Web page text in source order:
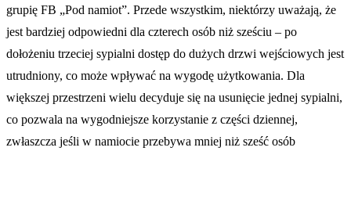
grupię FB „Pod namiot”. Przede wszystkim, niektórzy uważają, że
jest bardziej odpowiedni dla czterech osób niż sześciu – po
dołożeniu trzeciej sypialni dostęp do dużych drzwi wejściowych jest
utrudniony, co może wpływać na wygodę użytkowania. Dla
większej przestrzeni wielu decyduje się na usunięcie jednej sypialni,
co pozwala na wygodniejsze korzystanie z części dziennej,
zwłaszcza jeśli w namiocie przebywa mniej niż sześć osób​